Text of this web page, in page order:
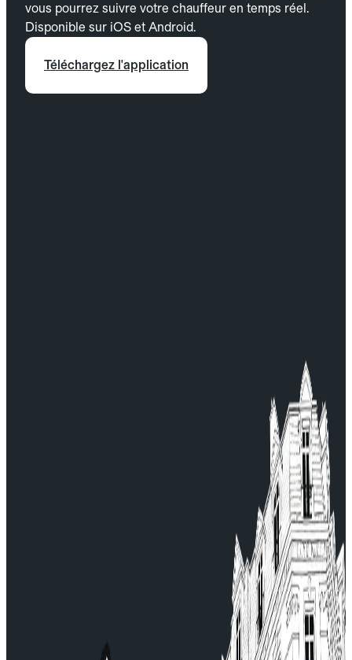
vous pourrez suivre votre chauffeur en temps réel.
Disponible sur iOS et Android.
Téléchargez l'application